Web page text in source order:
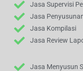
Jasa Supervisi
Jasa
Jasa Kompilasi
Jasa Review
Jasa Menyusun